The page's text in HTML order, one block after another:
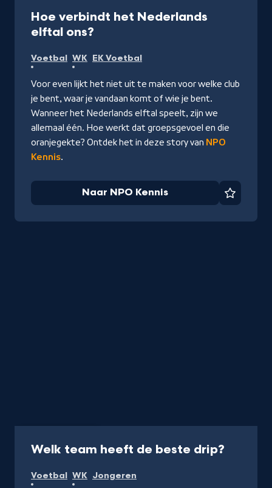
Hoe verbindt het Nederlands
elftal ons?
NPO
Kennis
Voetbal WK EK Voetbal
Voor even lijkt het niet uit te maken voor welke club
je bent, waar je vandaan komt of wie je bent.
Wanneer het Nederlands elftal speelt, zijn we
allemaal één. Hoe werkt dat groepsgevoel en die
oranjegekte? Ontdek het in deze story van NPO
Kennis.
Naar NPO Kennis
Welk team heeft de beste drip?
Voetbal WK Jongeren